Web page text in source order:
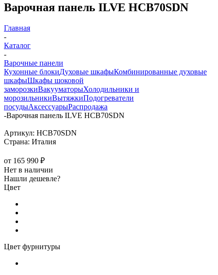
Варочная панель ILVE HCB70SDN
Главная
-
Каталог
-
Варочные панели
Кухонные блокиДуховые шкафыКомбинированные духовые
шкафыШкафы шоковой
заморозкиВакууматорыХолодильники и
морозильникиВытяжкиПодогреватели
посудыАксессуарыРаспродажа
-Варочная панель ILVE HCB70SDN
Артикул: HCB70SDN
Страна: Италия
от 165 990 ₽
Нет в наличии
Нашли дешевле?
Цвет
Цвет фурнитуры